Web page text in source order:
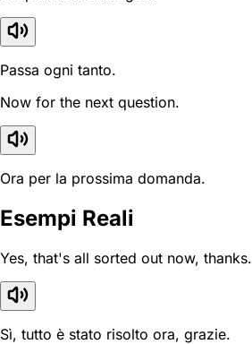
Passa ogni tanto.
Now for the next question.
Ora per la prossima domanda.
Esempi Reali
Yes, that's all sorted out now, thanks.
Sì, tutto è stato risolto ora, grazie.